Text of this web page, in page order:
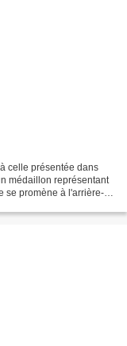
celle présentée dans
médaillon représentant
se promène à l'arrière-